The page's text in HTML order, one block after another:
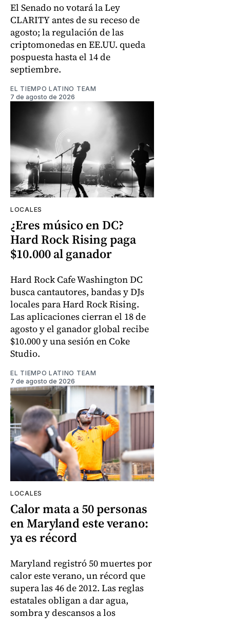
El Senado no votará la Ley
CLARITY antes de su receso de
agosto; la regulación de las
criptomonedas en EE.UU. queda
pospuesta hasta el 14 de
septiembre.
EL TIEMPO LATINO TEAM
7 de agosto de 2026
LOCALES
¿Eres músico en DC?
Hard Rock Rising paga
$10.000 al ganador
Hard Rock Cafe Washington DC
busca cantautores, bandas y DJs
locales para Hard Rock Rising.
Las aplicaciones cierran el 18 de
agosto y el ganador global recibe
$10.000 y una sesión en Coke
Studio.
EL TIEMPO LATINO TEAM
7 de agosto de 2026
LOCALES
Calor mata a 50 personas
en Maryland este verano:
ya es récord
Maryland registró 50 muertes por
calor este verano, un récord que
supera las 46 de 2012. Las reglas
estatales obligan a dar agua,
sombra y descansos a los